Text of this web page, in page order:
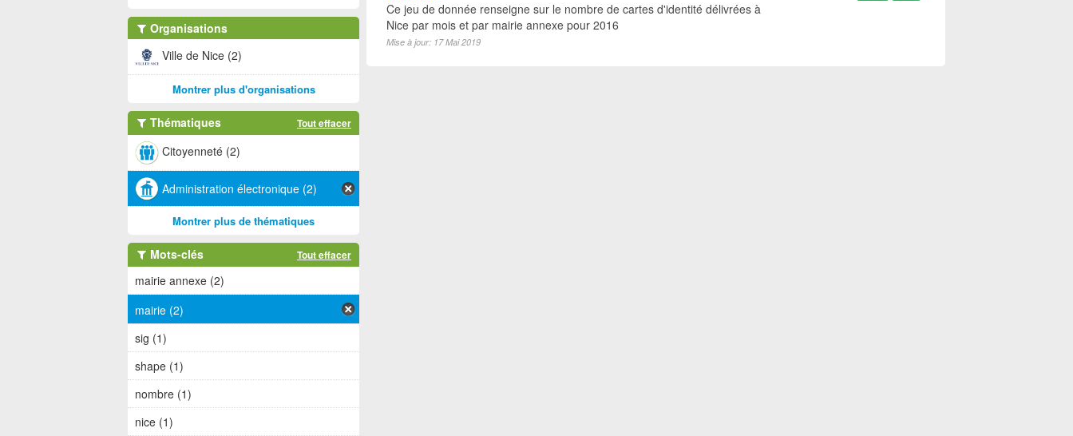
Ce jeu de donnée renseigne sur le nombre de cartes d'identité délivrées à
Nice par mois et par mairie annexe pour 2016
Mise à jour: 17 Mai 2019
Organisations
Ville de Nice (2)
Montrer plus d'organisations
Thématiques Tout effacer
Citoyenneté (2)
Administration électronique (2)
Montrer plus de thématiques
Mots-clés Tout effacer
mairie annexe (2)
mairie (2)
sig (1)
shape (1)
nombre (1)
nice (1)